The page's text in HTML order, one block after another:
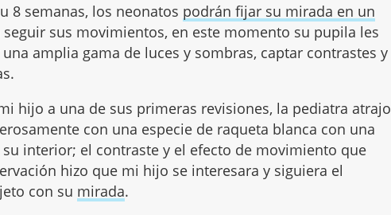
8 semanas, los neonatos podrán fijar su mirada en un
seguir sus movimientos, en este momento su pupila les
amplia gama de luces y sombras, captar contrastes y
hijo a una de sus primeras revisiones, la pediatra atrajo
con una especie de raqueta blanca con una
interior; el contraste y el efecto de movimiento que
hizo que mi hijo se interesara y siguiera el
con su mirada.